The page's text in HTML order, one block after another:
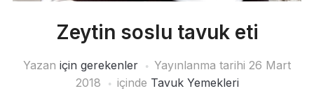
Zeytin soslu tavuk eti
Yazan için gerekenler Yayınlanma tarihi 26 Mart
2018
içinde Tavuk Yemekleri